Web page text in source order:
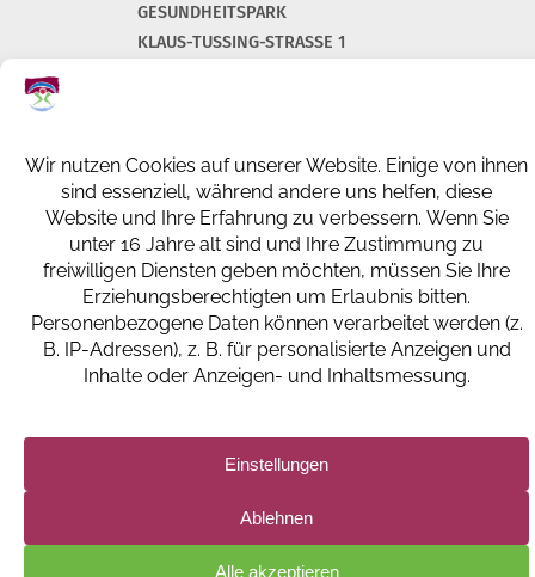
GESUNDHEITSPARK
KLAUS-TUSSING-STRASSE 1
info@kkh-geriatrie-igb.de
FACEBOOK
INSTAGRAM
LINKEDIN
DATENSCHUTZERKLÄRUNG UND -EINSTELLUNGEN
BILDNACHWEISE